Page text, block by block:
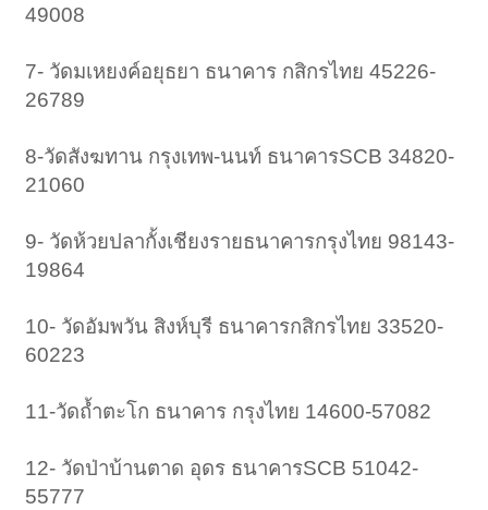
49008
7- วัดมเหยงค์อยุธยา ธนาคาร กสิกรไทย 45226-
26789
8-วัดสังฆทาน กรุงเทพ-นนท์ ธนาคารSCB 34820-
21060
9- วัดห้วยปลากั้งเชียงรายธนาคารกรุงไทย 98143-
19864
10- วัดอัมพวัน สิงห์บุรี ธนาคารกสิกรไทย 33520-
60223
11-วัดถ้ำตะโก ธนาคาร กรุงไทย 14600-57082
12- วัดป่าบ้านตาด อุดร ธนาคารSCB 51042-
55777